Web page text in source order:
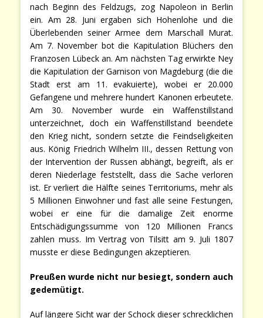
nach Beginn des Feldzugs, zog Napoleon in Berlin
ein. Am 28. Juni ergaben sich Hohenlohe und die
Überlebenden seiner Armee dem Marschall Murat.
Am 7. November bot die Kapitulation Blüchers den
Franzosen Lübeck an. Am nächsten Tag erwirkte Ney
die Kapitulation der Garnison von Magdeburg (die die
Stadt erst am 11. evakuierte), wobei er 20.000
Gefangene und mehrere hundert Kanonen erbeutete.
Am 30. November wurde ein Waffenstillstand
unterzeichnet, doch ein Waffenstillstand beendete
den Krieg nicht, sondern setzte die Feindseligkeiten
aus. König Friedrich Wilhelm III., dessen Rettung von
der Intervention der Russen abhängt, begreift, als er
deren Niederlage feststellt, dass die Sache verloren
ist. Er verliert die Hälfte seines Territoriums, mehr als
5 Millionen Einwohner und fast alle seine Festungen,
wobei er eine für die damalige Zeit enorme
Entschädigungssumme von 120 Millionen Francs
zahlen muss. Im Vertrag von Tilsitt am 9. Juli 1807
musste er diese Bedingungen akzeptieren.
Preußen wurde nicht nur besiegt, sondern auch
gedemütigt.
Auf längere Sicht war der Schock dieser schrecklichen